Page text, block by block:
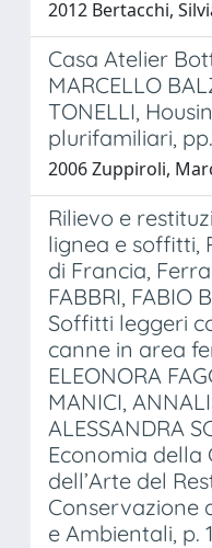
2012 Bertacchi,
Casa Atelier
MARCELLO
TONELLI,
plurifamiliari,
2006 Zuppiroli,
Rilievo e
lignea e soffitti,
di Francia,
FABBRI, FABIO
Soffitti leggeri
canne in area
ELEONORA
MANICI,
ALESSANDRA
Economia della
dell’Arte del
Conservazione
e Ambientali, p.